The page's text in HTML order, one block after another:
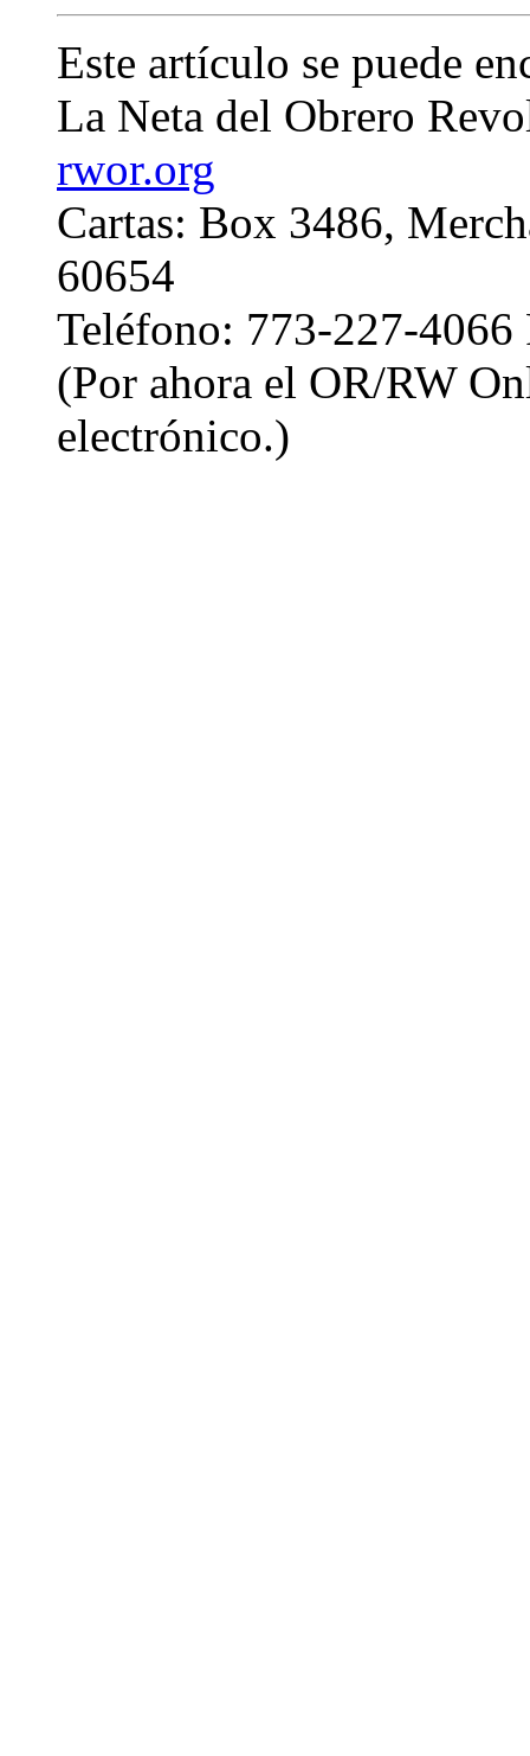
Este artículo se puede
La Neta del Obrero
rwor.org
Cartas: Box 3486,
60654
Teléfono: 773-227-
(Por ahora el OR/RW
electrónico.)